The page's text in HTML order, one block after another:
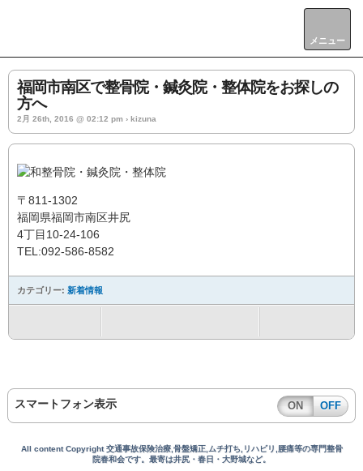
メニュー
福岡市南区で整骨院・鍼灸院・整体院をお探しの
方へ
2月 26th, 2016 @ 02:12 pm › kizuna
〒811-1302
福岡県福岡市南区井尻
4丁目10-24-106
TEL:092-586-8582
カテゴリー: 新着情報
スマートフォン表示 ON OFF
All content Copyright 交通事故保険治療,骨盤矯正,ムチ打ち,リハビリ,腰痛等の専門整骨
院春和会です。最寄は井尻・春日・大野城など。